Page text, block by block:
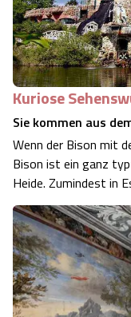
Kuriose
Sie kommen aus
Wenn der Bison mit
Bison ist ein ganz typtisches Tier in der Lüneburger
Heide. Zumindest in
eine ganze Bisonherde auf der Weide. Auge in Auge kann
man die mächtigen
betrachten. Und